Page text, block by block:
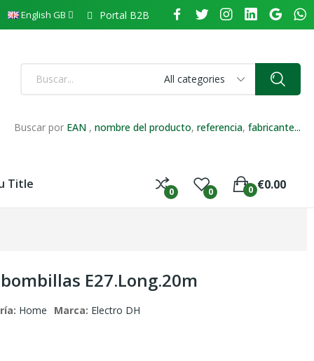
English GB Portal B2B
All categories
Buscar por EAN ,nombre del producto,referencia,fabricante...
Title
0 0 €0.00
0
E27.Long.20m
Home Marca: Electro DH